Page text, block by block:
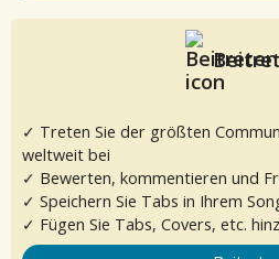
✓ Treten Sie der größten
weltweit bei
✓ Bewerten, kommentieren und
✓ Speichern Sie Tabs in Ihrem
✓ Fügen Sie Tabs, Covers, etc.